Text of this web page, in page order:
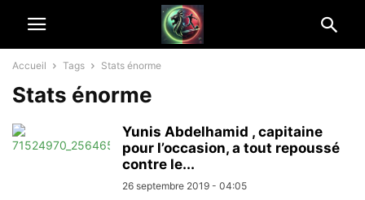
Accueil Tags Stats énorme
Stats énorme
Yunis Abdelhamid , capitaine
pour l’occasion, a tout repoussé
contre le...
26 septembre 2019 - 04:05